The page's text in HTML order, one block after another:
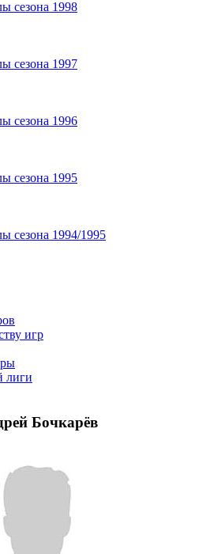
сезона 1998
сезона 1997
сезона 1996
сезона 1995
сезона 1994/1995
игр
лиги
Бочкарёв